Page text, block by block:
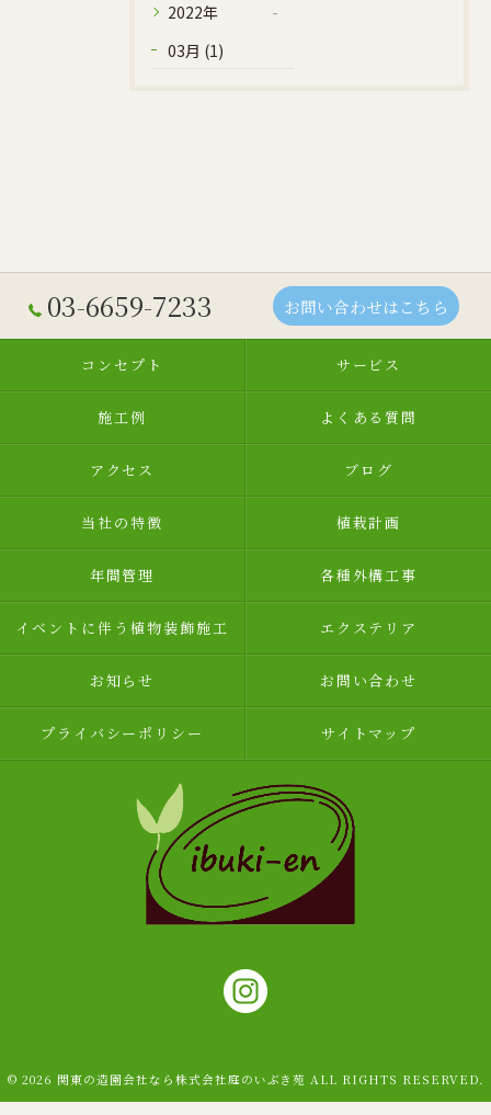
2022年
03月 (1)
03-6659-7233 お問い合わせはこちら
コンセプト サービス
施工例 よくある質問
アクセス ブログ
当社の特徴 植栽計画
年間管理 各種外構工事
イベントに伴う植物装飾施工 エクステリア
お知らせ お問い合わせ
プライバシーポリシー サイトマップ
© 2026 関東の造園会社なら株式会社庭のいぶき苑 ALL RIGHTS RESERVED.